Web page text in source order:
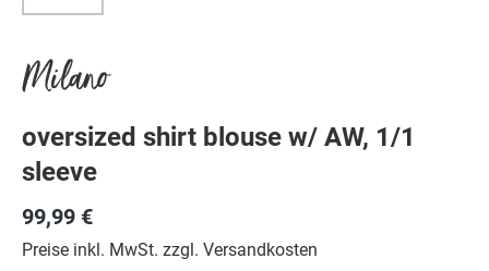
Milano
oversized shirt blouse w/ AW, 1/1
sleeve
99,99 €
Preise inkl. MwSt. zzgl. Versandkosten